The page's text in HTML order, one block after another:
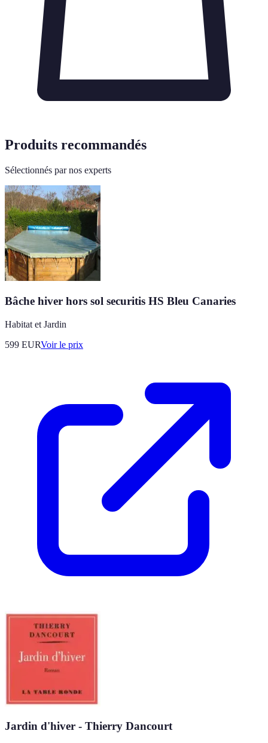
Produits recommandés
Sélectionnés par nos experts
Bâche hiver hors sol securitis HS Bleu Canaries
Habitat et Jardin
599 EURVoir le prix
Jardin d'hiver - Thierry Dancourt